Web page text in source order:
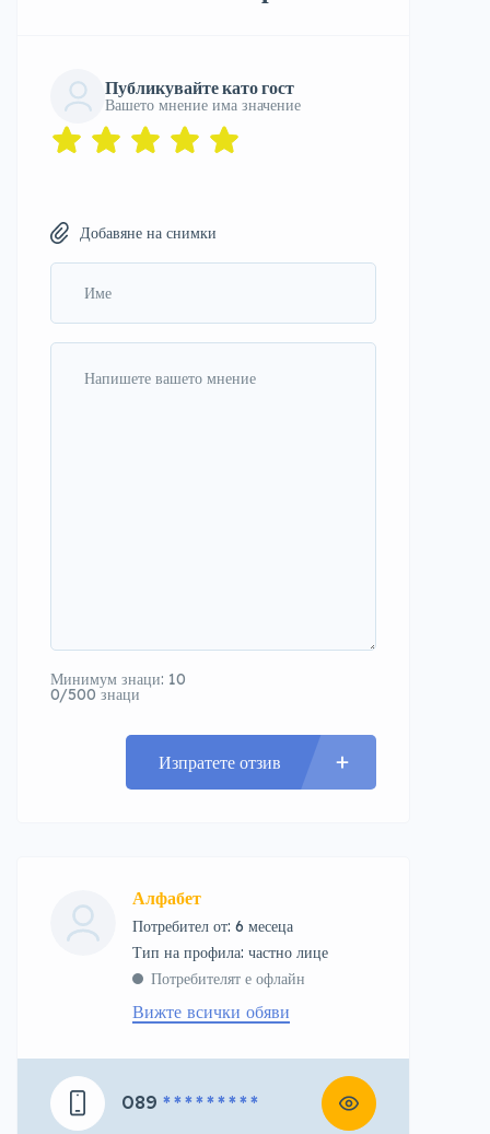
Публикувайте като гост
Вашето мнение има значение
Добавяне на снимки
Минимум знаци: 10
0/500 знаци
Изпратете отзив
Алфабет
Потребител от: 6 месеца
тип на профила: частно лице
Потребителят е офлайн
Вижте всички обяви
089 * * * * * * * * *